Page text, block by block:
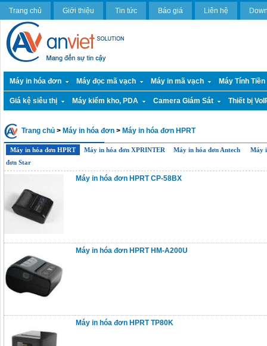
Trang chủ Giới thiệu Tin tức Báo giá Liên hệ
Máy in hóa đơn Máy đọc mã vạch Máy in mã vạch Máy Tính
Giá kệ siêu thị Máy kiểm kho, PDA Camera Giám Sát Thiết bị
Trang chủ > Máy in hóa đơn > Máy in hóa đơn HPRT
Máy in hóa đơn HPRT Máy in hóa đơn XPRINTER Máy in hóa đơn Antech
Máy
đơn Star
Máy in hóa đơn HPRT CP-58BX
Máy in hóa đơn HPRT HM-A200U
Máy in hóa đơn HPRT TP80K